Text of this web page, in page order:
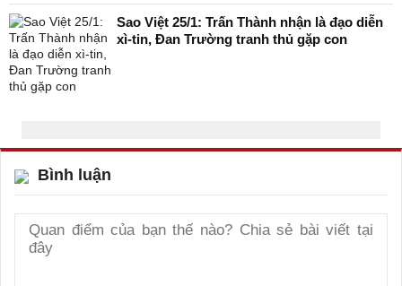
Sao Việt 25/1: Trấn Thành nhận là đạo diễn
xì-tin, Đan Trường tranh thủ gặp con
Bình luận